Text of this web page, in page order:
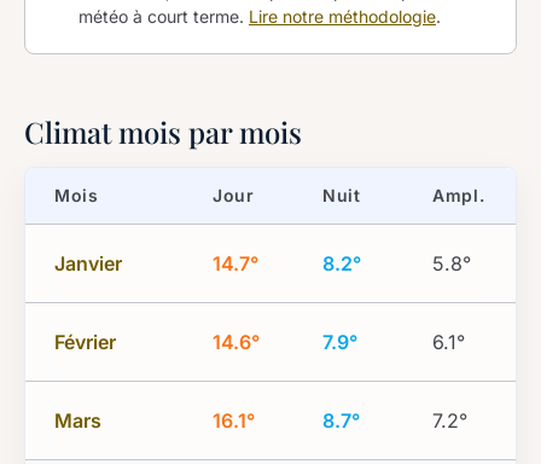
météo à court terme. Lire notre méthodologie.
Climat mois par mois
Mois Jour Nuit Ampl.
Janvier 14.7° 8.2° 5.8°
Février 14.6° 7.9° 6.1°
Mars 16.1° 8.7° 7.2°